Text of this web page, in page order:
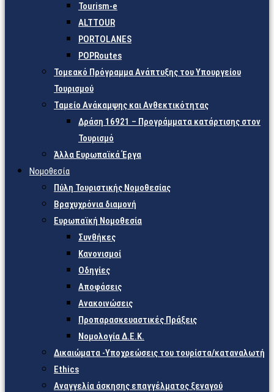
Tourism-e
ALTTOUR
PORTOLANES
POPRoutes
Τομεακό Πρόγραμμα Ανάπτυξης του Υπουργείου
Τουρισμού
Ταμείο Ανάκαμψης και Ανθεκτικότητας
Δράση 16921 – Προγράμματα κατάρτισης στον
Τουρισμό
Άλλα Ευρωπαϊκά Έργα
Νομοθεσία
Πύλη Τουριστικής Νομοθεσίας
Βραχυχρόνια διαμονή
Ευρωπαϊκή Νομοθεσία
Συνθήκες
Κανονισμοί
Οδηγίες
Αποφάσεις
Ανακοινώσεις
Προπαρασκευαστικές Πράξεις
Νομολογία Δ.Ε.Κ.
Δικαιώματα -Υποχρεώσεις του τουρίστα/καταναλωτή
Ethics
Αναγγελία άσκησης επαγγέλματος ξεναγού